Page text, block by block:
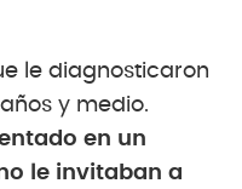
le diagnosticaron
y medio.
en un
le invitaban a